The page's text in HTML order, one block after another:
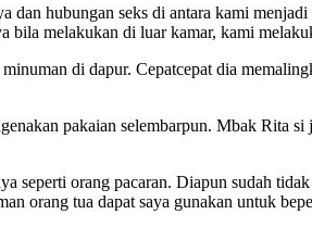
hubungan seks di antara kami
melakukan di luar kamar, kami
di dapur. Cepatcepat dia
pakaian selembarpun. Mbak Rita
orang pacaran. Diapun sudah
orang tua dapat saya gunakan untuk